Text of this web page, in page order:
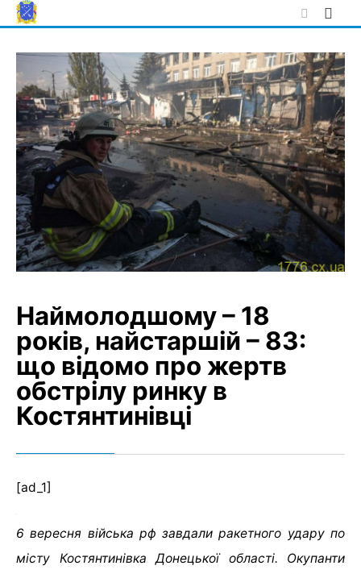
Skip
to
Наймолодшому – 18
років, найстаршій – 83:
що відомо про жертв
обстрілу ринку в
Костянтинівці
[ad_1]
6 вересня війська рф завдали ракетного удару по
місту Костянтинівка Донецької області. Окупанти